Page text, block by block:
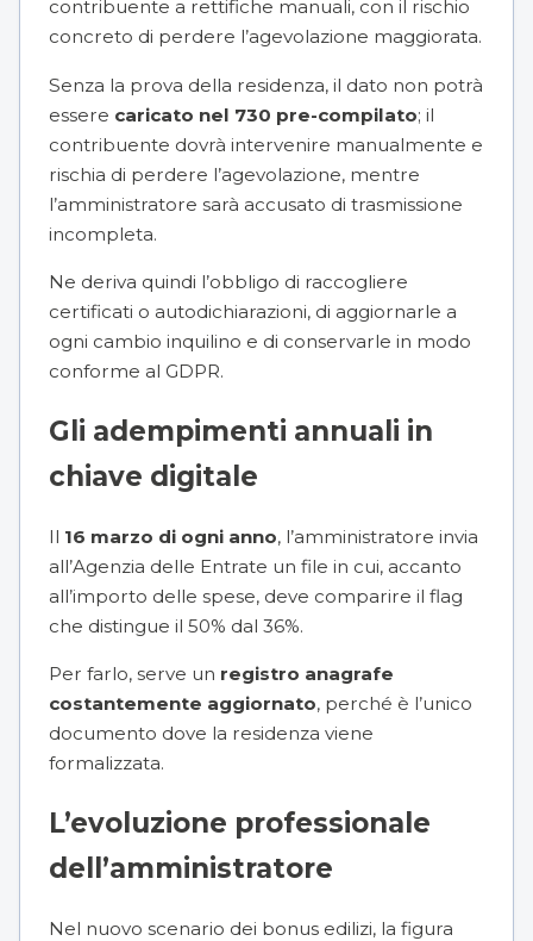
contribuente a rettifiche manuali, con il rischio
concreto di perdere l’agevolazione maggiorata.
Senza la prova della residenza, il dato non potrà
essere caricato nel 730 pre-compilato; il
contribuente dovrà intervenire manualmente e
rischia di perdere l’agevolazione, mentre
l’amministratore sarà accusato di trasmissione
incompleta.
Ne deriva quindi l’obbligo di raccogliere
certificati o autodichiarazioni, di aggiornarle a
ogni cambio inquilino e di conservarle in modo
conforme al GDPR.
Gli adempimenti annuali in
chiave digitale
Il 16 marzo di ogni anno, l’amministratore invia
all’Agenzia delle Entrate un file in cui, accanto
all’importo delle spese, deve comparire il flag
che distingue il 50% dal 36%.
Per farlo, serve un registro anagrafe
costantemente aggiornato, perché è l’unico
documento dove la residenza viene
formalizzata.
L’evoluzione professionale
dell’amministratore
Nel nuovo scenario dei bonus edilizi, la figura